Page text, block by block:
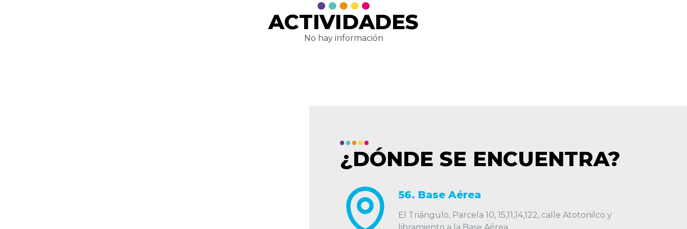
ACTIVIDADES
No hay información
¿DÓNDE SE ENCUENTRA?
56. Base Aérea
El Triángulo, Parcela 10, 15,11,14,122, calle Atotonilco y
libramiento a la Base Aérea